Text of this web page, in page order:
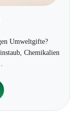
Umweltgifte?
Chemikalien